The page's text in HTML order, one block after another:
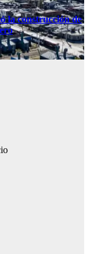
la construcción de